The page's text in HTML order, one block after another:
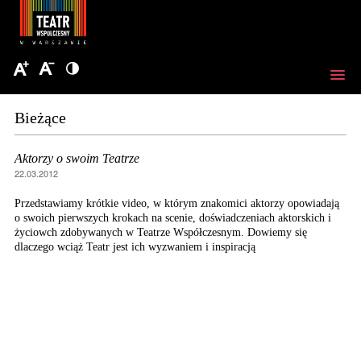
Bieżące
Aktorzy o swoim Teatrze
22.03.2012
Przedstawiamy krótkie video, w którym znakomici aktorzy opowiadają
o swoich pierwszych krokach na scenie, doświadczeniach aktorskich i
życiowch zdobywanych w Teatrze Współczesnym. Dowiemy się
dlaczego wciąż Teatr jest ich wyzwaniem i inspiracją